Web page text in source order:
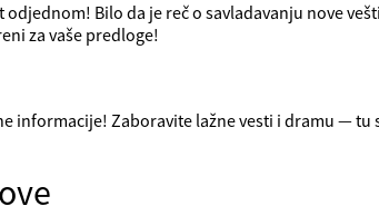
Bilo da je reč o savladavanju nove
za vaše predloge!
informacije! Zaboravite lažne vesti i dramu —